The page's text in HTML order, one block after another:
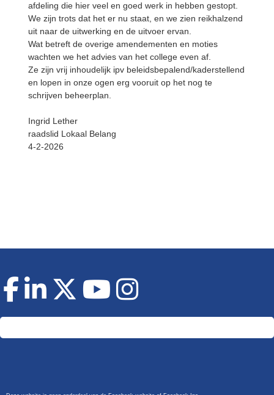
afdeling die hier veel en goed werk in hebben gestopt.
We zijn trots dat het er nu staat, en we zien reikhalzend
uit naar de uitwerking en de uitvoer ervan.
Wat betreft de overige amendementen en moties
wachten we het advies van het college even af.
Ze zijn vrij inhoudelijk ipv beleidsbepalend/kaderstellend
en lopen in onze ogen erg vooruit op het nog te
schrijven beheerplan.
Ingrid Lether
raadslid Lokaal Belang
4-2-2026